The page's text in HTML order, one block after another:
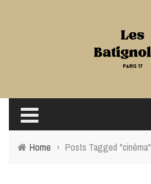
Home › Posts Tagged "cinéma"